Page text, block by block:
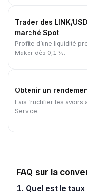
Trader des LINK/
marché Spot
Profite d’une liquidité
Maker dès 0,1 %.
Obtenir un
Fais fructifier tes avoirs
Service.
FAQ sur la
1. Quel est le taux de change actuel de LINK